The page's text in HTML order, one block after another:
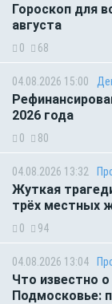
Гороскоп для
августа
0 68
04.08.2026 15:00
2026 года
0 80
04.08.2026 13:32
Жуткая
трёх местных
0 94
04.08.2026 13:04
Что известно
Подмосковье: